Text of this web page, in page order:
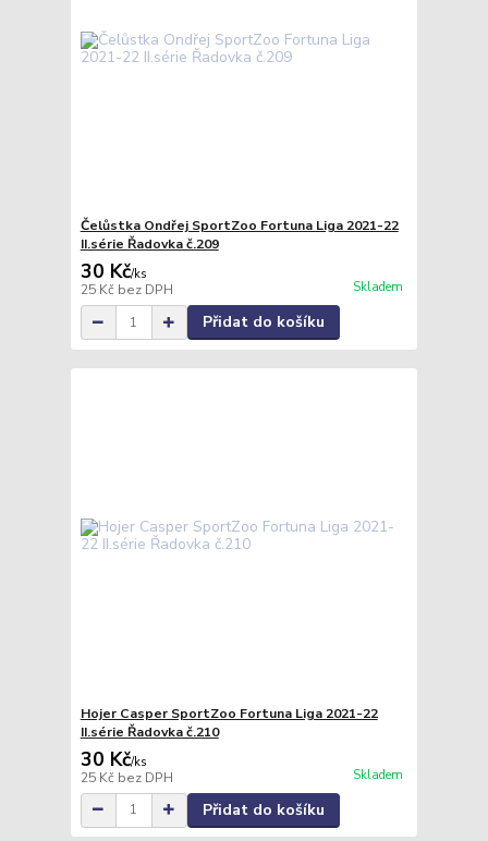
Čelůstka Ondřej SportZoo Fortuna Liga 2021-22
II.série Řadovka č.209
30 Kč/ks
25 Kč bez DPH Skladem
Přidat do košíku
Hojer Casper SportZoo Fortuna Liga 2021-22
II.série Řadovka č.210
30 Kč/ks
25 Kč bez DPH Skladem
Přidat do košíku